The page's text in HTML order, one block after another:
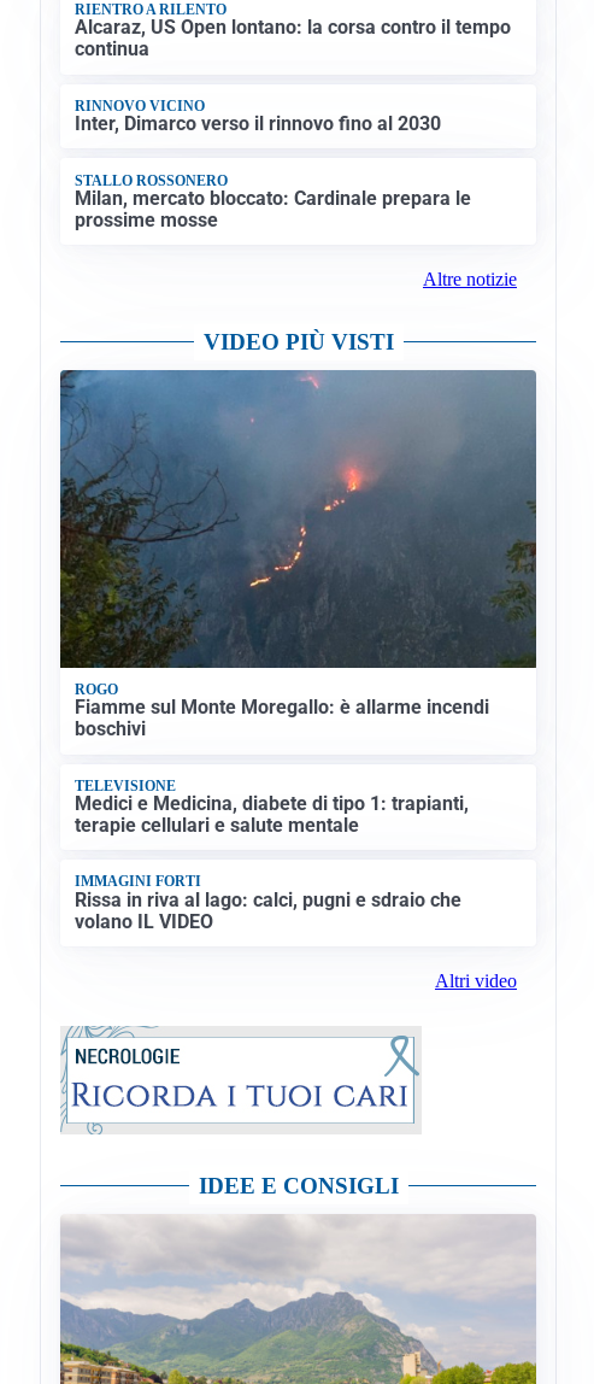
RIENTRO A RILENTO
Alcaraz, US Open lontano: la corsa contro il tempo
continua
RINNOVO VICINO
Inter, Dimarco verso il rinnovo fino al 2030
STALLO ROSSONERO
Milan, mercato bloccato: Cardinale prepara le
prossime mosse
Altre notizie
VIDEO PIÙ VISTI
ROGO
Fiamme sul Monte Moregallo: è allarme incendi
boschivi
TELEVISIONE
Medici e Medicina, diabete di tipo 1: trapianti,
terapie cellulari e salute mentale
IMMAGINI FORTI
Rissa in riva al lago: calci, pugni e sdraio che
volano IL VIDEO
Altri video
IDEE E CONSIGLI